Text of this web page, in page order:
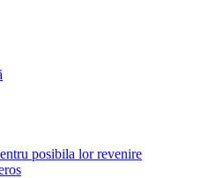
posibila lor revenire